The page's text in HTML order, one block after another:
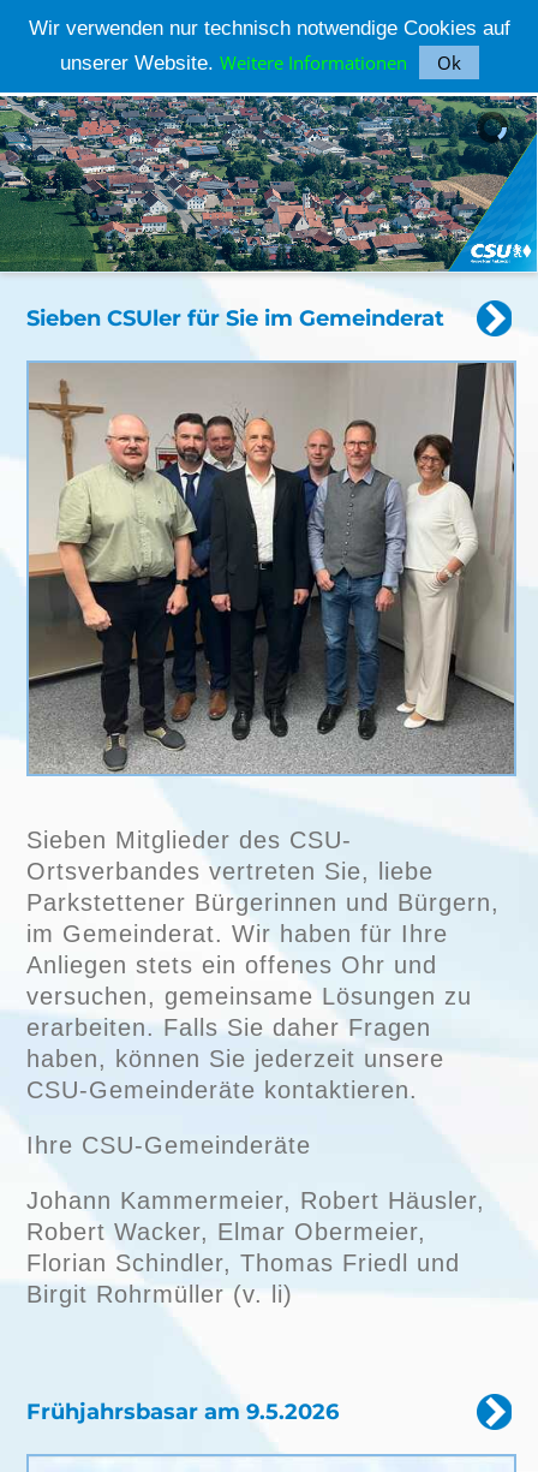
CSU ORTSVERBAND PARKSTETTEN
Sieben CSUler für Sie im Gemeinderat
Sieben Mitglieder des CSU-
Ortsverbandes vertreten Sie, liebe
Parkstettener Bürgerinnen und Bürgern,
im Gemeinderat. Wir haben für Ihre
Anliegen stets ein offenes Ohr und
versuchen, gemeinsame Lösungen zu
erarbeiten. Falls Sie daher Fragen
haben, können Sie jederzeit unsere
CSU-Gemeinderäte kontaktieren.
Ihre CSU-Gemeinderäte
Johann Kammermeier, Robert Häusler,
Robert Wacker, Elmar Obermeier,
Florian Schindler, Thomas Friedl und
Birgit Rohrmüller (v. li)
Frühjahrsbasar am 9.5.2026
Wir verwenden nur technisch notwendige Cookies auf
unserer Website. Weitere Informationen Ok